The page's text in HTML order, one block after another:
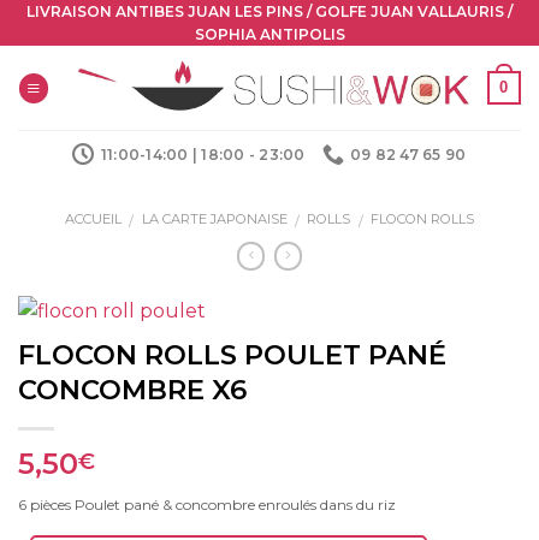
Skip
to
content
LIVRAISON ANTIBES JUAN LES PINS / GOLFE JUAN VALLAURIS /
SOPHIA ANTIPOLIS
0
11:00-14:00 | 18:00 - 23:00 09 82 47 65 90
ACCUEIL / LA CARTE JAPONAISE / ROLLS / FLOCON ROLLS
FLOCON ROLLS POULET PANÉ
CONCOMBRE X6
5,50€
6 pièces Poulet pané & concombre enroulés dans du riz